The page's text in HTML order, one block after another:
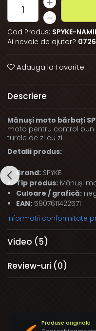
Cod Produs: SPYKE-
Ai nevoie de ajutor?
Adauga la Favorite
Descriere
Mănuși moto bărbați
moto pentru control
turele de zi cu zi.
Detalii produs:
Brand: SPYKE
Tip produs: Mănuși
Culoare / grafică:
EAN: 5907611422571
Informatii conformitate
Video (5)
Review-uri (0)
Produse originale